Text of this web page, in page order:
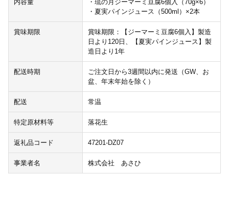
内容量
・琉の月ジーマーミ豆腐6個入（70g×6）
・夏実パインジュース（500ml）×2本
賞味期限
賞味期限：【ジーマーミ豆腐6個入】製造
日より120日、【夏実パインジュース】製
造日より1年
配送時期
ご注文日から3週間以内に発送（GW、お
盆、年末年始を除く）
配送 常温
特定原材料等 落花生
返礼品コード 47201-DZ07
事業者名 株式会社 あさひ